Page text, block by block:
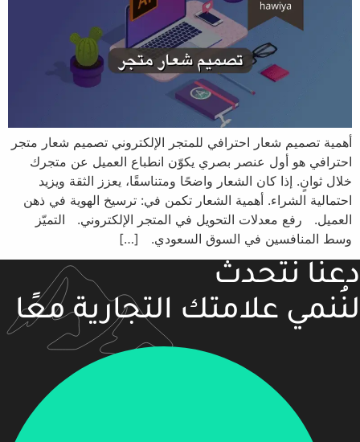
أهمية تصميم شعار احترافي للمتجر الإلكتروني تصميم شعار متجر
احترافي هو أول عنصر بصري يكوّن انطباع العميل عن متجرك
خلال ثوانٍ. إذا كان الشعار واضحًا ومتناسقًا، يعزز الثقة ويزيد
احتمالية الشراء. أهمية الشعار تكمن في: ترسيخ الهوية في ذهن
العميل. رفع معدلات التحويل في المتجر الإلكتروني. التميّز
وسط المنافسين في السوق السعودي. […]
دعنا نتحدث
لنُنمي علامتك التجارية معًا